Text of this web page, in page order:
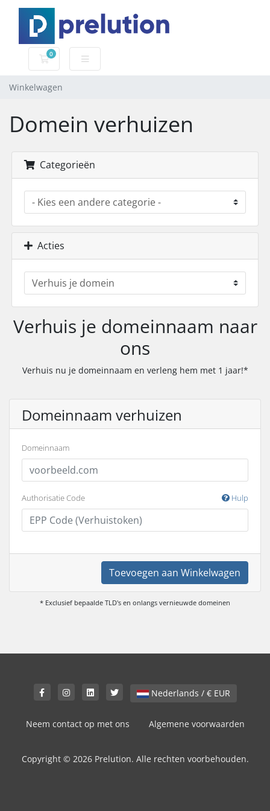
0
Winkelwagen
Winkelwagen
Domein verhuizen
Categorieën
Acties
Verhuis je domeinnaam naar
ons
Verhuis nu je domeinnaam en verleng hem met 1 jaar!*
Domeinnaam verhuizen
Domeinnaam
Authorisatie Code Hulp
Toevoegen aan Winkelwagen
* Exclusief bepaalde TLD's en onlangs vernieuwde domeinen
Nederlands / € EUR
Neem contact op met ons Algemene voorwaarden
Copyright © 2026 Prelution. Alle rechten voorbehouden.